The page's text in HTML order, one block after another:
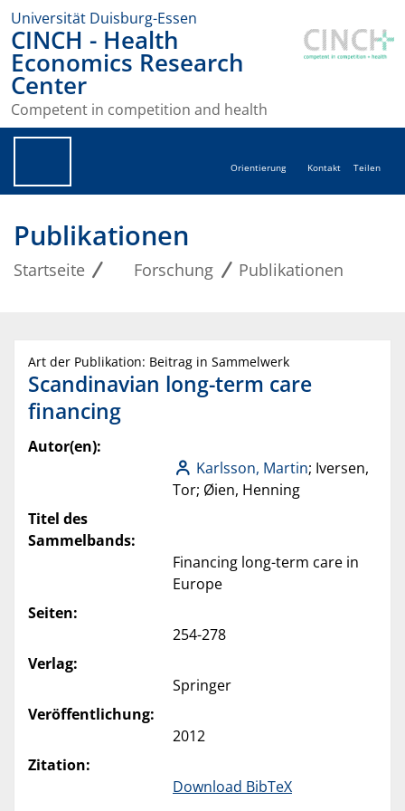
Universität Duisburg-Essen
CINCH - Health
Economics Research
Center
Competent in competition and health
Orientierung Kontakt Teilen
Publikationen
Startseite Forschung Publikationen
Art der Publikation: Beitrag in Sammelwerk
Scandinavian long-term care
financing
Autor(en):
Karlsson, Martin; Iversen,
Tor; Øien, Henning
Titel des
Sammelbands:
Financing long-term care in
Europe
Seiten:
254-278
Verlag:
Springer
Veröffentlichung:
2012
Zitation:
Download BibTeX